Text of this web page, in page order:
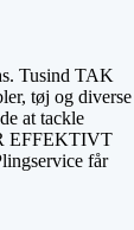
Tusind TAK
tøj og diverse
at tackle
EFFEKTIVT
får